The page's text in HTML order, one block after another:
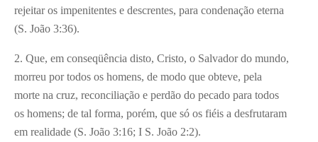
rejeitar os impenitentes e descrentes, para condenação eterna
(S. João 3:36).
2. Que, em conseqüência disto, Cristo, o Salvador do mundo,
morreu por todos os homens, de modo que obteve, pela
morte na cruz, reconciliação e perdão do pecado para todos
os homens; de tal forma, porém, que só os fiéis a desfrutaram
em realidade (S. João 3:16; I S. João 2:2).